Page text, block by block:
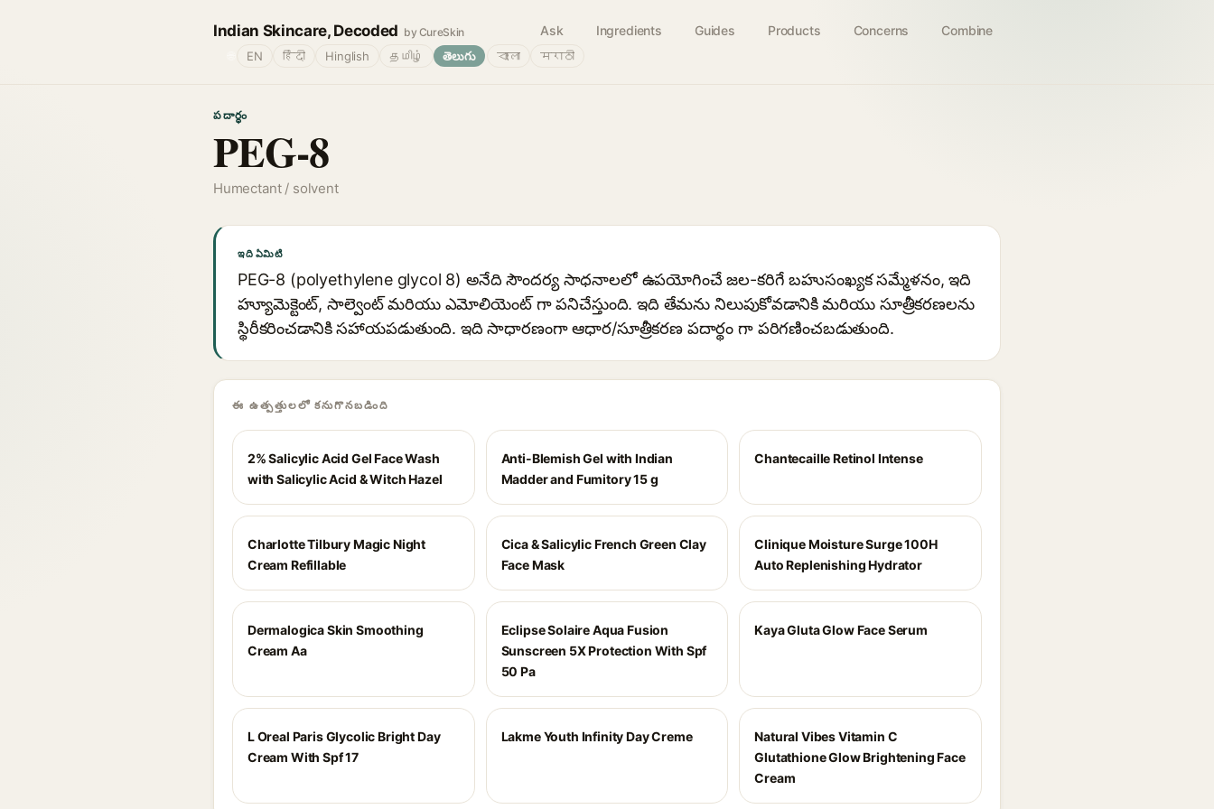
Indian Skincare, Decoded by CureSkin Ask Ingredients Guides Products Concerns Combine
EN हिंदी Hinglish தமிழ் తెలుగు বাংলা मराठी
పదార్థం
PEG-8
Humectant / solvent
ఇది ఏమిటి
PEG-8 (polyethylene glycol 8) అనేది సౌందర్య సాధనాలలో ఉపయోగించే జల-కరిగే బహుసంఖ్యక సమ్మేళనం, ఇది
హ్యూమెక్టెంట్, సాల్వెంట్ మరియు ఎమోలియెంట్ గా పనిచేస్తుంది. ఇది తేమను నిలుపుకోవడానికి మరియు సూత్రీకరణలను
స్థిరీకరించడానికి సహాయపడుతుంది. ఇది సాధారణంగా ఆధార/సూత్రీకరణ పదార్థం గా పరిగణించబడుతుంది.
ఈ ఉత్పత్తులలో కనుగొనబడింది
2% Salicylic Acid Gel Face Wash
with Salicylic Acid & Witch Hazel
Anti-Blemish Gel with Indian
Madder and Fumitory 15 g
Chantecaille Retinol Intense
Charlotte Tilbury Magic Night
Cream Refillable
Cica & Salicylic French Green Clay
Face Mask
Clinique Moisture Surge 100H
Auto Replenishing Hydrator
Dermalogica Skin Smoothing
Cream Aa
Eclipse Solaire Aqua Fusion
Sunscreen 5X Protection With Spf
50 Pa
Kaya Gluta Glow Face Serum
L Oreal Paris Glycolic Bright Day
Cream With Spf 17
Lakme Youth Infinity Day Creme
Natural Vibes Vitamin C
Glutathione Glow Brightening Face
Cream